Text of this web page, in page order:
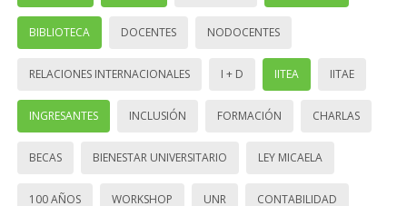
BIBLIOTECA DOCENTES NODOCENTES
RELACIONES INTERNACIONALES I + D IITEA IITAE
INGRESANTES INCLUSIÓN FORMACIÓN CHARLAS
BECAS BIENESTAR UNIVERSITARIO LEY MICAELA
100 AÑOS WORKSHOP UNR CONTABILIDAD